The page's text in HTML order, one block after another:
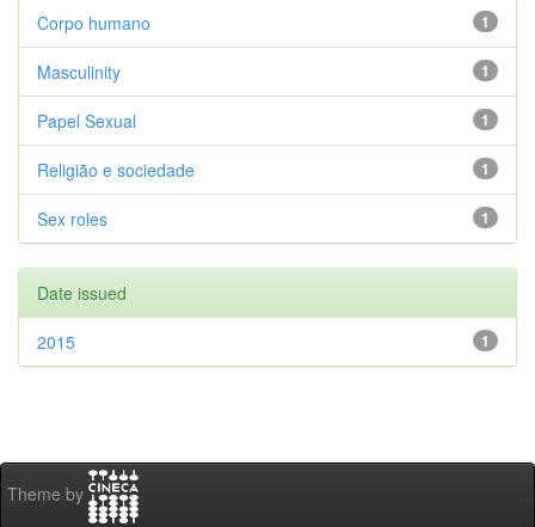
1
Corpo humano
1
Masculinity
1
Papel Sexual
1
Religião e sociedade
1
Sex roles
Date issued
1
2015
Theme by